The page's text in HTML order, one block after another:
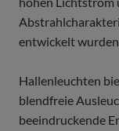
entwickelt
Hallenleuchten
blendfreie
beeindruckende